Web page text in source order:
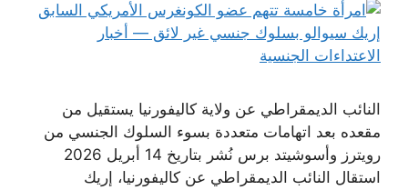
النائب الديمقراطي عن ولاية كاليفورنيا يستقيل من
مقعده بعد اتهامات متعددة بسوء السلوك الجنسي من
رويترز وأسوشيتد برس نُشر بتاريخ 14 أبريل 2026
استقال النائب الديمقراطي عن كاليفورنيا، إريك